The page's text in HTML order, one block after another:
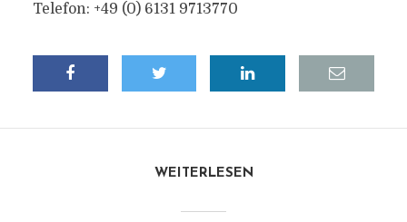
Telefon: +49 (0) 6131 9713770
WEITERLESEN